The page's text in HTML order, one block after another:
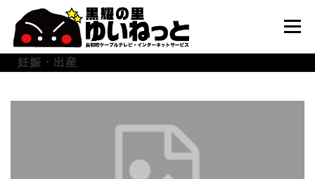
メニュー
ユーザーサポート
妊娠・出産